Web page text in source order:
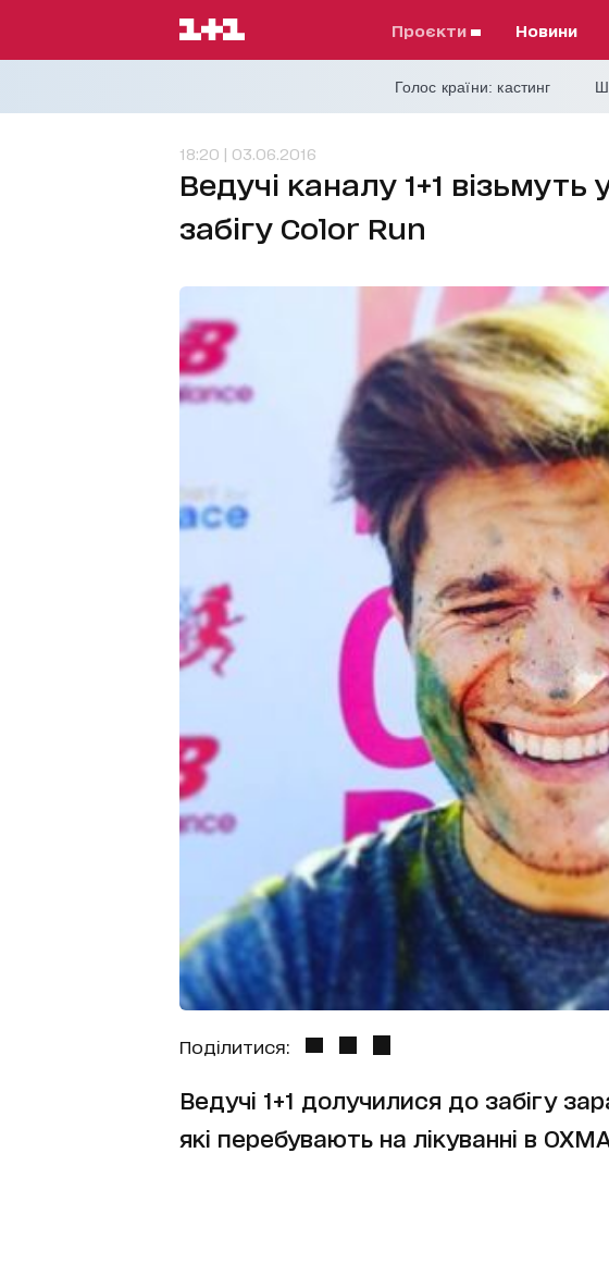
проєкти Новини
Голос країни: кастинг
18:20 | 03.06.2016
Ведучі каналу 1+1
забігу Color Run
Поділитися:
Ведучі 1+1 долучилися до забігу
які перебувають на лікуванні в